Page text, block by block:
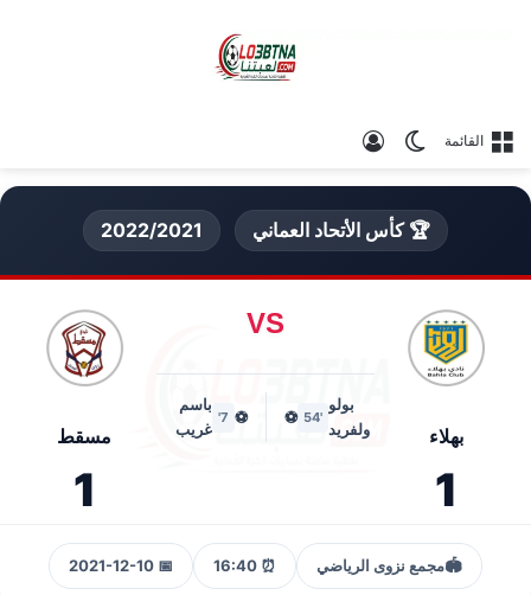
القائمة الوضع المظلم
🏆 كأس الأتحاد العماني 2022/2021
بهلاء
1
VS
بولو
ولفريد
'54
⚽
⚽
7'
باسم
غريب
مسقط
1
🏟️مجمع نزوى الرياضي ⏰ 16:40
📅 2021-12-10